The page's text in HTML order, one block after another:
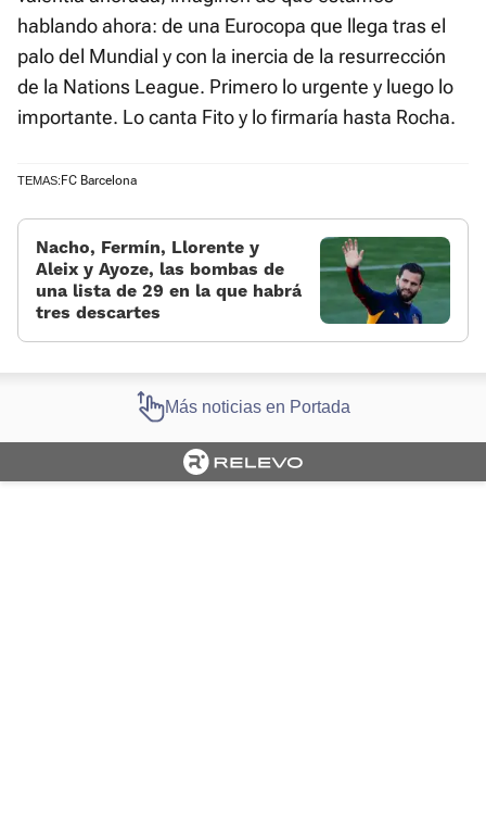
hablando ahora: de una Eurocopa que llega tras el
palo del Mundial y con la inercia de la resurrección
de la Nations League. Primero lo urgente y luego lo
importante. Lo canta Fito y lo firmaría hasta Rocha.
TEMAS: FC Barcelona
Nacho, Fermín, Llorente y
Aleix y Ayoze, las bombas de
una lista de 29 en la que habrá
tres descartes
Más noticias en Portada